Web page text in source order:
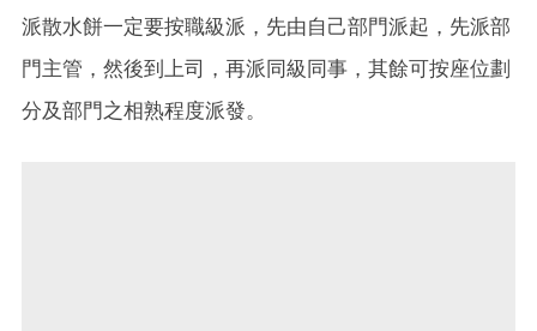
派散水餅一定要按職級派，先由自己部門派起，先派部
門主管，然後到上司，再派同級同事，其餘可按座位劃
分及部門之相熟程度派發。